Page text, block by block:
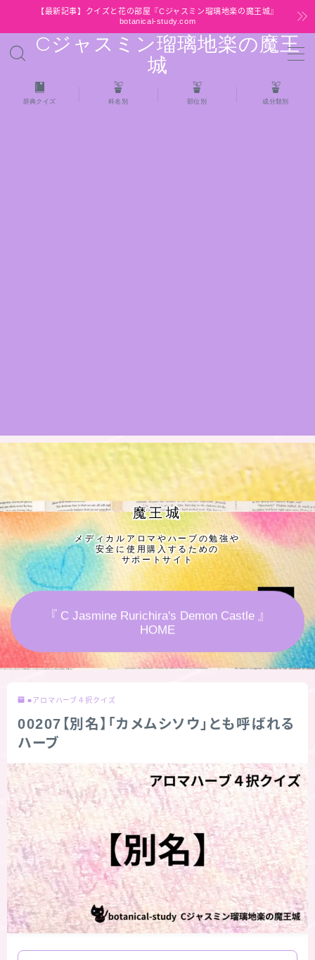
【最新記事】クイズと花の部屋『Cジャスミン瑠璃地楽の魔王城』
botanical-study.com
Cジャスミン瑠璃地楽の魔王
城
MENU
HOME
Cジャスミン瑠璃地楽の主な活動先リンク集
プロフィール
アロマハーブアンケート
おすすめ商品＆レビュー
★スペシャルアロマハーブ４択クイズ (kindle出
お問い合わせ
辞典クイズ 科名別 部位別 成分類別
魔王城
メディカルアロマやハーブの勉強や
安全に使用購入するための
サポートサイト
『 C Jasmine Rurichira's Demon Castle 』
HOME
■アロマハーブ４択クイズ
00207【別名】「カメムシソウ」とも呼ばれる
ハーブ